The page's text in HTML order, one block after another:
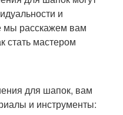
и
мы расскажем вам
стать мастером
для шапок, вам
и инструменты: